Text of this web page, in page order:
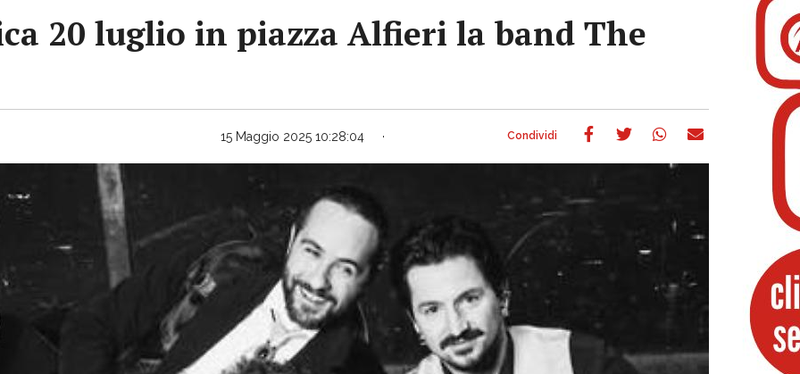
20 luglio in piazza Alfieri la band The
15 Maggio 2025 10:28:04